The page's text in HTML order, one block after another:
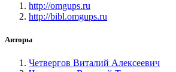
http://omgups.ru
http://bibl.omgups.ru
Авторы
Четвергов Виталий Алексеевич